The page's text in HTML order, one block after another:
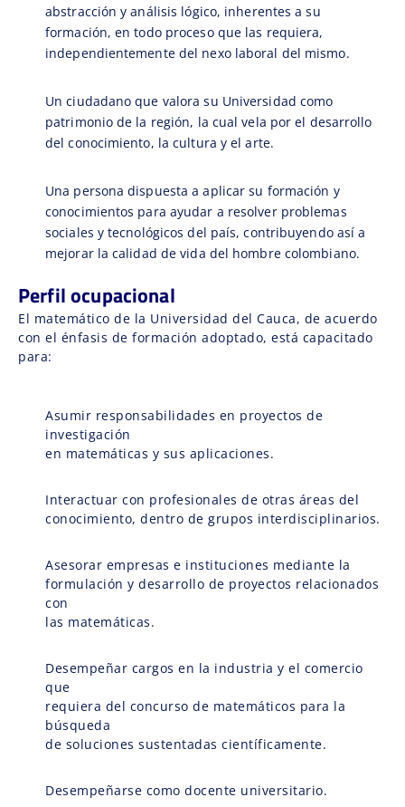
abstracción y análisis lógico, inherentes a su
formación, en todo proceso que las requiera,
independientemente del nexo laboral del mismo.
Un ciudadano que valora su Universidad como
patrimonio de la región, la cual vela por el desarrollo
del conocimiento, la cultura y el arte.
Una persona dispuesta a aplicar su formación y
conocimientos para ayudar a resolver problemas
sociales y tecnológicos del país, contribuyendo así a
mejorar la calidad de vida del hombre colombiano.
Perfil ocupacional
El matemático de la Universidad del Cauca, de acuerdo
con el énfasis de formación adoptado, está capacitado
para:
Asumir responsabilidades en proyectos de
investigación
en matemáticas y sus aplicaciones.
Interactuar con profesionales de otras áreas del
conocimiento, dentro de grupos interdisciplinarios.
Asesorar empresas e instituciones mediante la
formulación y desarrollo de proyectos relacionados
con
las matemáticas.
Desempeñar cargos en la industria y el comercio
que
requiera del concurso de matemáticos para la
búsqueda
de soluciones sustentadas científicamente.
Desempeñarse como docente universitario.